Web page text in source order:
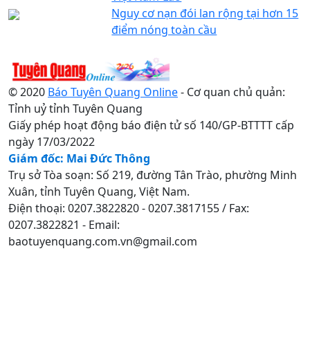
Nguy cơ nạn đói lan rộng tại hơn 15
điểm nóng toàn cầu
© 2020 Báo Tuyên Quang Online- Cơ quan chủ quản:
Tỉnh uỷ tỉnh Tuyên Quang
Giấy phép hoạt động báo điện tử số 140/GP-BTTTT cấp
ngày 17/03/2022
Giám đốc: Mai Đức Thông
Trụ sở Tòa soạn: Số 219, đường Tân Trào, phường Minh
Xuân, tỉnh Tuyên Quang, Việt Nam.
Điện thoại: 0207.3822820 - 0207.3817155 / Fax:
0207.3822821 - Email:
baotuyenquang.com.vn@gmail.com